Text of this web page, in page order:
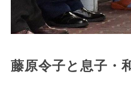
藤原令子と息子・